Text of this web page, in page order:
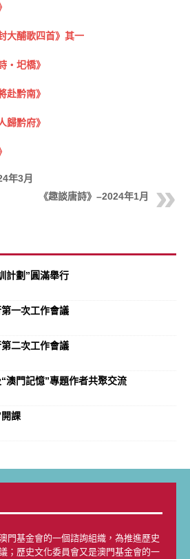
大酺歌四首》其一
‧圯橋》
赴黔南》
歸黔府》
年3月
《趣談唐詩》–2024年1月
計劃”圓滿舉行
一次工作會議
二次工作會議
澳門記憶”專題作者共聚交流
課
門基金會的一個諮詢組織，為推進歷史
；歷史文化委員會又是澳門基金會的一